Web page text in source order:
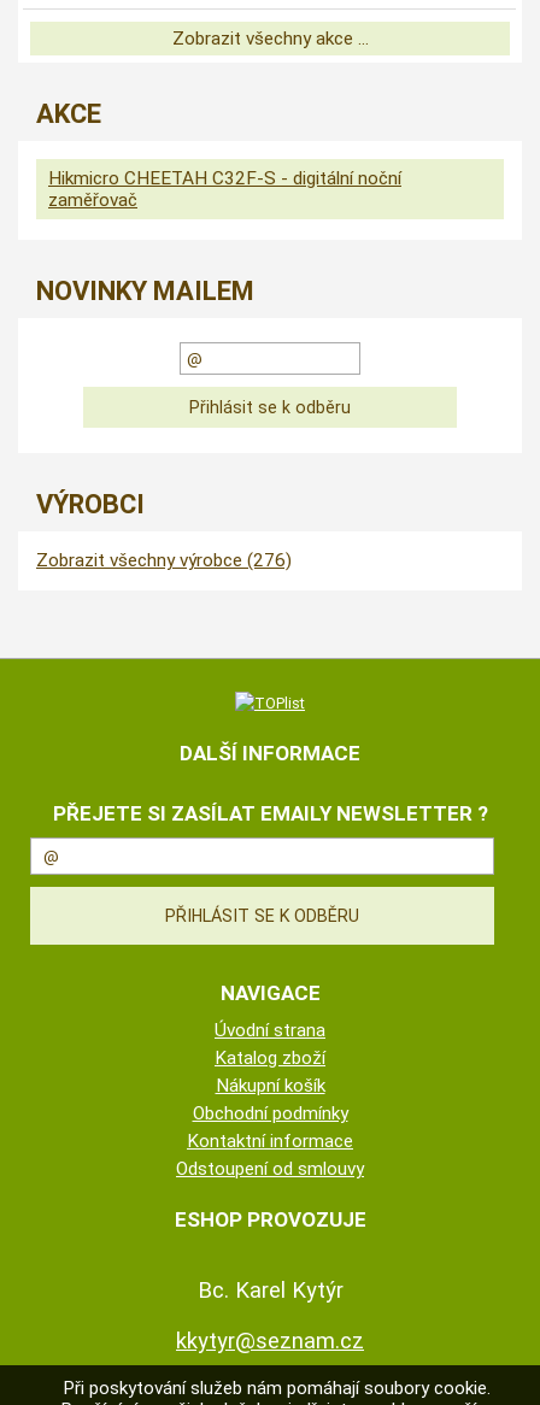
Zobrazit všechny akce ...
AKCE
Hikmicro CHEETAH C32F-S - digitální noční
zaměřovač
NOVINKY MAILEM
VÝROBCI
Zobrazit všechny výrobce (276)
DALŠÍ INFORMACE
PŘEJETE SI ZASÍLAT EMAILY NEWSLETTER ?
NAVIGACE
Úvodní strana
Katalog zboží
Nákupní košík
Obchodní podmínky
Kontaktní informace
Odstoupení od smlouvy
ESHOP PROVOZUJE
Bc. Karel Kytýr
kkytyr@seznam.cz
Při poskytování služeb nám pomáhají soubory cookie.